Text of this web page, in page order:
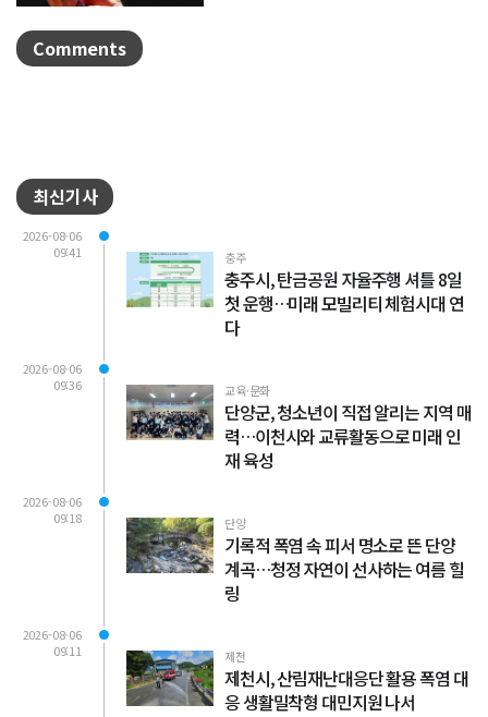
Comments
최신기사
2026-08-06
09:41
충주
충주시, 탄금공원 자율주행 셔틀 8일
첫 운행…미래 모빌리티 체험시대 연
다
2026-08-06
09:36
교육·문화
단양군, 청소년이 직접 알리는 지역 매
력…이천시와 교류활동으로 미래 인
재 육성
2026-08-06
09:18
단양
기록적 폭염 속 피서 명소로 뜬 단양
계곡…청정 자연이 선사하는 여름 힐
링
2026-08-06
09:11
제천
제천시, 산림재난대응단 활용 폭염 대
응 생활밀착형 대민지원 나서